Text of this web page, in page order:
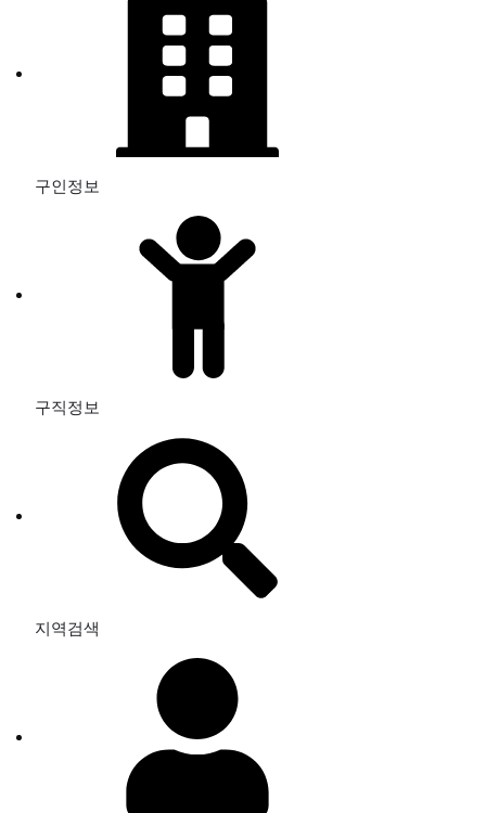
구인정보
구직정보
지역검색